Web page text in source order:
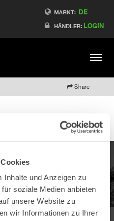
Inhalte und Anzeigen zu
soziale Medien anbieten
unsere Website zu
wir Informationen zu Ihrer
MARKT: DE
HÄNDLER: LOGIN
Meny
Share